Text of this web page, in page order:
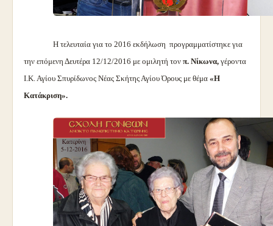
Η τελευταία για το 2016 εκδήλωση προγραμματίστηκε για
την επόμενη Δευτέρα 12/12/2016 με ομιλητή τον π. Νίκωνα, γέροντα
Ι.Κ. Αγίου Σπυρίδωνος Νέας Σκήτης Αγίου Όρους με θέμα «Η
Κατάκριση».